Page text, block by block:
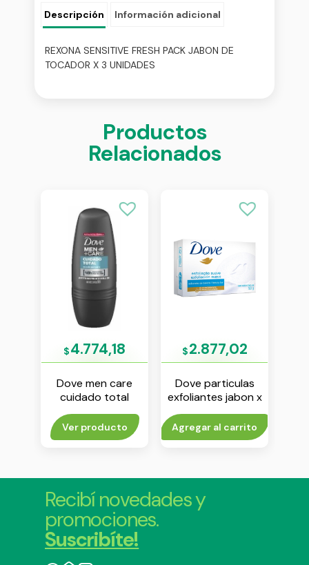
Descripción Información adicional
REXONA SENSITIVE FRESH PACK JABON DE
TOCADOR X 3 UNIDADES
Productos
Relacionados
$4.774,18
Dove men care
cuidado total
antitranspirante
roll on x 50 ml
Ver producto
$2.877,02
Dove particulas
exfoliantes jabon x
90 g
Agregar al carrito
Recibí novedades y
promociones.
Suscribíte!